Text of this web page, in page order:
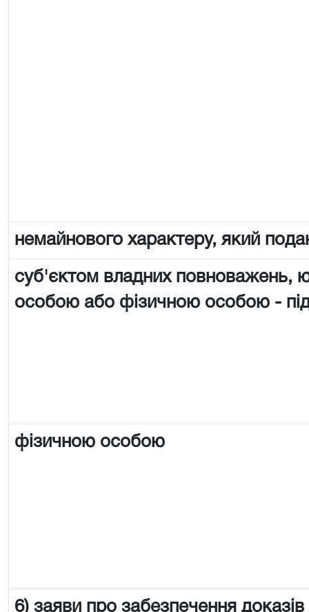
немайнового характеру, який
суб'єктом владних повноважень,
особою або фізичною особою -
фізичною особою
6) заяви про забезпечення